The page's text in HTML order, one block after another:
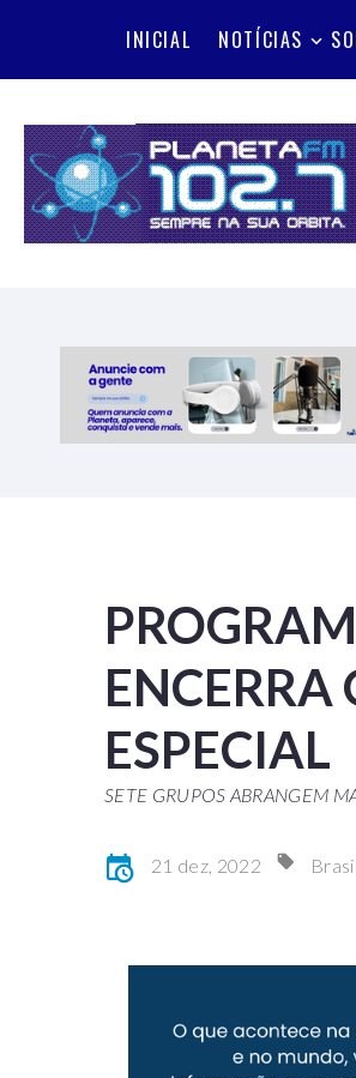
INICIAL NOTÍCIAS
ESPECIAL
SETE GRUPOS ABRANGEM
21 dez, 2022 Brasil